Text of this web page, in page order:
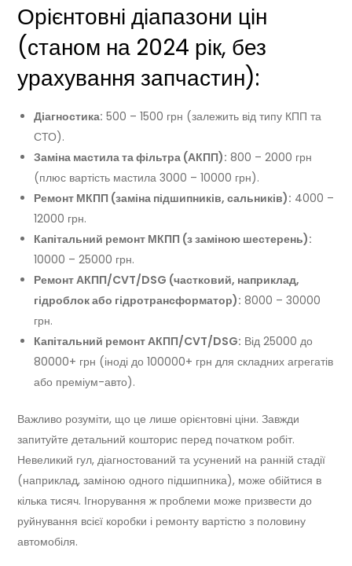
Орієнтовні діапазони цін
(станом на 2024 рік, без
урахування запчастин):
Діагностика: 500 – 1500 грн (залежить від типу КПП та
СТО).
Заміна мастила та фільтра (АКПП): 800 – 2000 грн
(плюс вартість мастила 3000 – 10000 грн).
Ремонт МКПП (заміна підшипників, сальників): 4000 –
12000 грн.
Капітальний ремонт МКПП (з заміною шестерень):
10000 – 25000 грн.
Ремонт АКПП/CVT/DSG (частковий, наприклад,
гідроблок або гідротрансформатор): 8000 – 30000
грн.
Капітальний ремонт АКПП/CVT/DSG: Від 25000 до
80000+ грн (іноді до 100000+ грн для складних агрегатів
або преміум-авто).
Важливо розуміти, що це лише орієнтовні ціни. Завжди
запитуйте детальний кошторис перед початком робіт.
Невеликий гул, діагностований та усунений на ранній стадії
(наприклад, заміною одного підшипника), може обійтися в
кілька тисяч. Ігнорування ж проблеми може призвести до
руйнування всієї коробки і ремонту вартістю з половину
автомобіля.